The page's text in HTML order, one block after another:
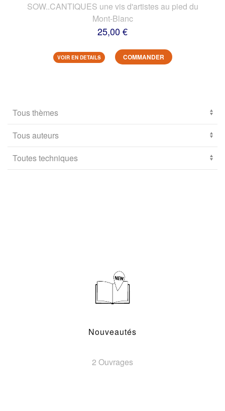
SOW..CANTIQUES une vis d'artistes au pied du
Mont-Blanc
25,00 €
VOIR EN DETAILS COMMANDER
Nouveautés
2 Ouvrages